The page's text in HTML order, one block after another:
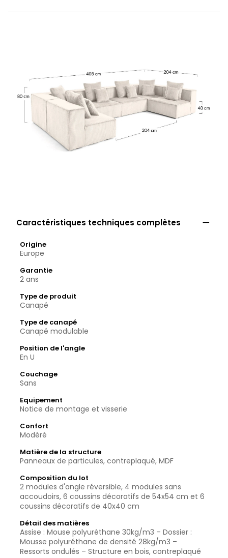
Caractéristiques techniques complètes 
Origine
Europe
Garantie
2 ans
Type de produit
Canapé
Type de canapé
Canapé modulable
Position de l'angle
En U
Couchage
Sans
Equipement
Notice de montage et visserie
Confort
Modéré
Matière de la structure
Panneaux de particules, contreplaqué, MDF
Composition du lot
2 modules d'angle réversible, 4 modules sans
accoudoirs, 6 coussins décoratifs de 54x54 cm et 6
coussins décoratifs de 40x40 cm
Détail des matières
Assise : Mouse polyuréthane 30kg/m3 – Dossier :
Mousse polyuréthane de densité 28kg/m3 –
Ressorts ondulés – Structure en bois, contreplaqué